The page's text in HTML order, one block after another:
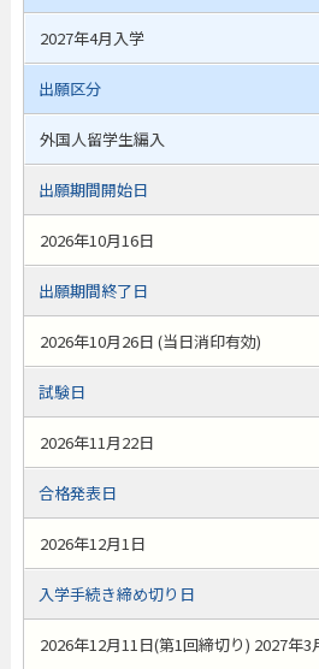
2027年4月入学
出願区分
外国人留学生編入
出願期間開始日
2026年10月16日
出願期間終了日
2026年10月26日 (当日消印有効)
試験日
2026年11月22日
合格発表日
2026年12月1日
入学手続き締め切り日
2026年12月11日(第1回締切り) 2027年